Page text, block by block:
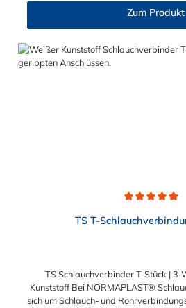
sogenannte Tannenbaum (Rippung)
Schlauchschelle erforderlich sein. Sie
Edelstahl-Schlauchverbinder für
Zum Produkt
TS T-
TS Schlauchverbinder T-Stück |
Kunststoff Bei NORMAPLAST®
sich um Schlauch- und